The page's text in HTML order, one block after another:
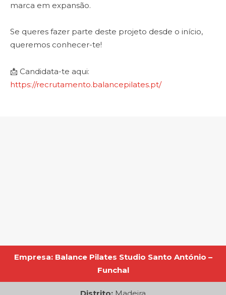
marca em expansão.
Se queres fazer parte deste projeto desde o início,
queremos conhecer-te!
📩 Candidata-te aqui:
https://recrutamento.balancepilates.pt/
Empresa: Balance Pilates Studio Santo António –
Funchal